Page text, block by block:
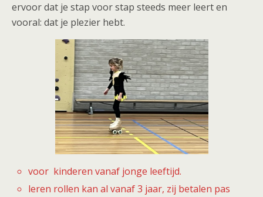
ervoor dat je stap voor stap steeds meer leert en
vooral: dat je plezier hebt.
voor kinderen vanaf jonge leeftijd.
leren rollen kan al vanaf 3 jaar, zij betalen pas